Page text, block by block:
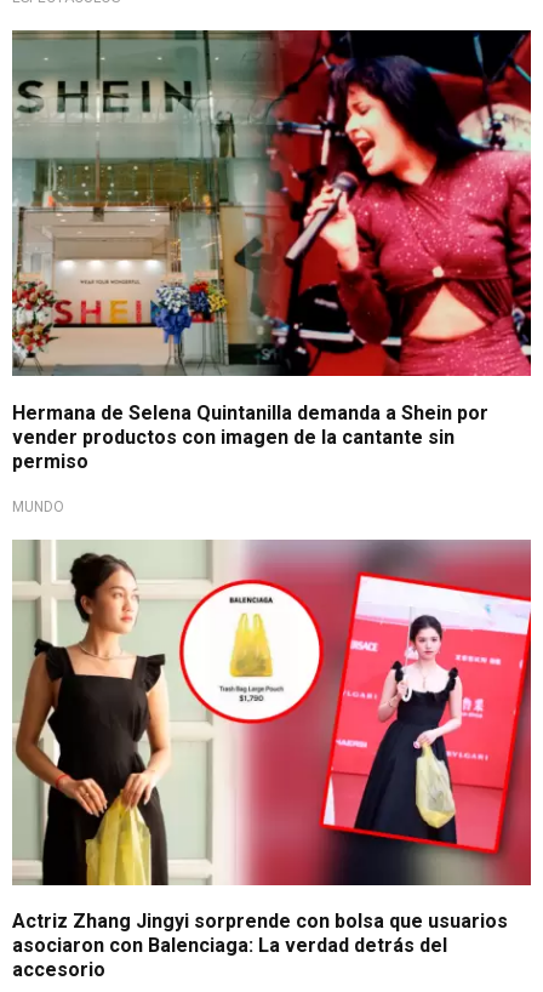
Presunto uso indebido
Hermana de Selena Quintanilla demanda a Shein por
vender productos con imagen de la cantante sin
permiso
MUNDO
Bolso insólito
Actriz Zhang Jingyi sorprende con bolsa que usuarios
asociaron con Balenciaga: La verdad detrás del
accesorio